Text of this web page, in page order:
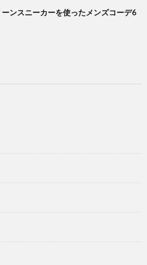
ーンスニーカーを使ったメンズコーデ6